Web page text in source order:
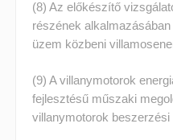
(8) Az előkészítő
részének
üzem közbeni
(9) A villanymotorok
fejlesztésű műszaki
villanymotorok